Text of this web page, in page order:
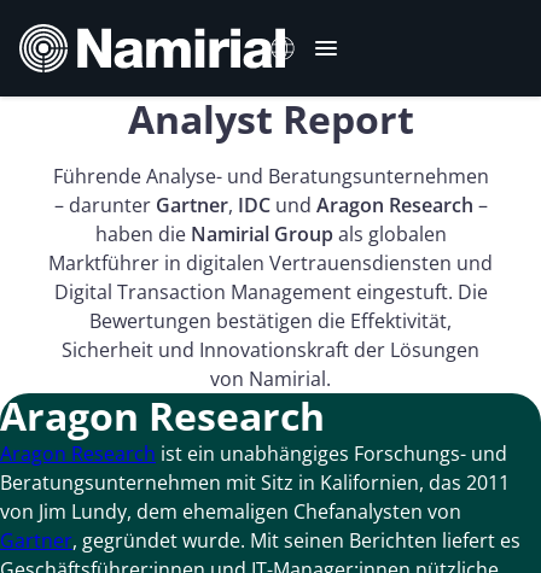
Inhalt
springen
Italiano
English
Français
Español
Română
Português
Analyst Report
Führende Analyse- und Beratungsunternehmen
– darunter Gartner, IDC und Aragon Research –
haben die Namirial Groupals globalen
Marktführer in digitalen Vertrauensdiensten und
Digital Transaction Management eingestuft. Die
Bewertungen bestätigen die Effektivität,
Sicherheit und Innovationskraft der Lösungen
von Namirial.
Aragon Research
Aragon Research ist ein unabhängiges Forschungs- und
Beratungsunternehmen mit Sitz in Kalifornien, das 2011
von Jim Lundy, dem ehemaligen Chefanalysten von
Gartner, gegründet wurde. Mit seinen Berichten liefert es